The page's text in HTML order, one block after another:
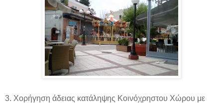
3. Χορήγηση άδειας κατάληψης Κοινόχρηστου Χώρου με